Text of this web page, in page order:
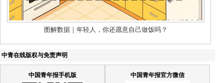
中青在线版权与免责声明
中国青年报手机版 中国青年报官方微信